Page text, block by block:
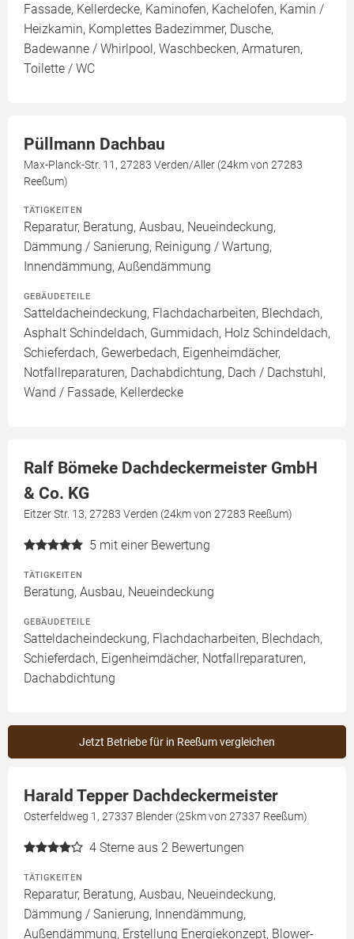
Fassade, Kellerdecke, Kaminofen, Kachelofen, Kamin /
Heizkamin, Komplettes Badezimmer, Dusche,
Badewanne / Whirlpool, Waschbecken, Armaturen,
Toilette / WC
Püllmann Dachbau
Max-Planck-Str. 11, 27283 Verden/Aller (24km von 27283
Reeßum)
TÄTIGKEITEN
Reparatur, Beratung, Ausbau, Neueindeckung,
Dämmung / Sanierung, Reinigung / Wartung,
Innendämmung, Außendämmung
GEBÄUDETEILE
Satteldacheindeckung, Flachdacharbeiten, Blechdach,
Asphalt Schindeldach, Gummidach, Holz Schindeldach,
Schieferdach, Gewerbedach, Eigenheimdächer,
Notfallreparaturen, Dachabdichtung, Dach / Dachstuhl,
Wand / Fassade, Kellerdecke
Ralf Bömeke Dachdeckermeister GmbH
& Co. KG
Eitzer Str. 13, 27283 Verden (24km von 27283 Reeßum)
5 mit einer Bewertung
TÄTIGKEITEN
Beratung, Ausbau, Neueindeckung
GEBÄUDETEILE
Satteldacheindeckung, Flachdacharbeiten, Blechdach,
Schieferdach, Eigenheimdächer, Notfallreparaturen,
Dachabdichtung
Jetzt Betriebe für in Reeßum vergleichen
Harald Tepper Dachdeckermeister
Osterfeldweg 1, 27337 Blender (25km von 27337 Reeßum)
4 Sterne aus 2 Bewertungen
TÄTIGKEITEN
Reparatur, Beratung, Ausbau, Neueindeckung,
Dämmung / Sanierung, Innendämmung,
Außendämmung, Erstellung Energiekonzept, Blower-